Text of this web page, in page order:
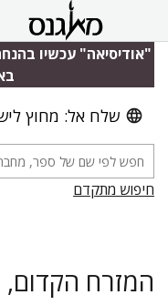
"אודיסיאה" עכשיו
שלח אל: מחוץ
חיפוש מתקדם